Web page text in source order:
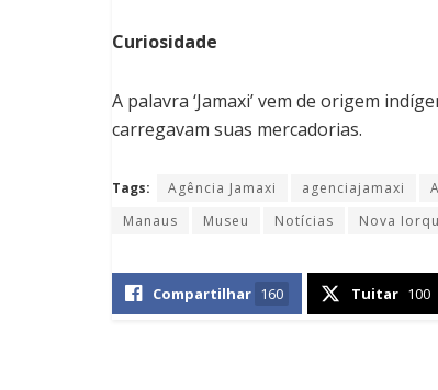
Curiosidade
A palavra ‘Jamaxi’ vem de origem
carregavam suas mercadorias.
Tags: Agência Jamaxi agenciajamaxi
Manaus
Museu Notícias Nova
Compartilhar 160 Tuitar 100